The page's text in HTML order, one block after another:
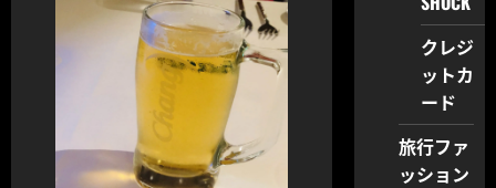
クレジ
ットカ
ード
旅行ファ
ッション